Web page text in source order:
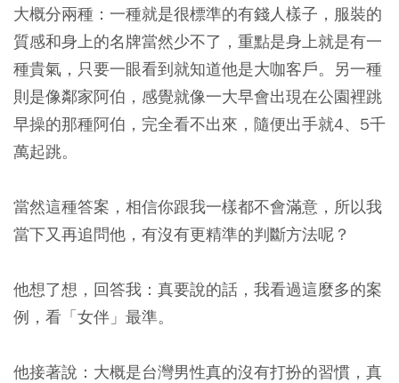
大概分兩種：一種就是很標準的有錢人樣子，服裝的
質感和身上的名牌當然少不了，重點是身上就是有一
種貴氣，只要一眼看到就知道他是大咖客戶。另一種
則是像鄰家阿伯，感覺就像一大早會出現在公園裡跳
早操的那種阿伯，完全看不出來，隨便出手就4、5千
萬起跳。
當然這種答案，相信你跟我一樣都不會滿意，所以我
當下又再追問他，有沒有更精準的判斷方法呢？
他想了想，回答我：真要說的話，我看過這麼多的案
例，看「女伴」最準。
他接著說：大概是台灣男性真的沒有打扮的習慣，真